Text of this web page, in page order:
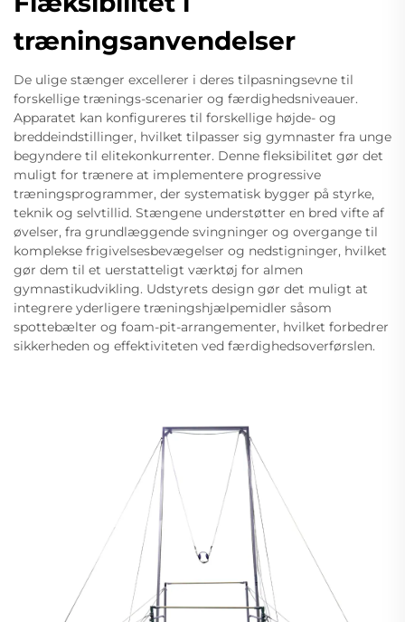
træningsanvendelser
De ulige stænger excellerer i deres tilpasningsevne til
forskellige trænings-scenarier og færdighedsniveauer.
Apparatet kan konfigureres til forskellige højde- og
breddeindstillinger, hvilket tilpasser sig gymnaster fra unge
begyndere til elitekonkurrenter. Denne fleksibilitet gør det
muligt for trænere at implementere progressive
træningsprogrammer, der systematisk bygger på styrke,
teknik og selvtillid. Stængene understøtter en bred vifte af
øvelser, fra grundlæggende svingninger og overgange til
komplekse frigivelsesbevægelser og nedstigninger, hvilket
gør dem til et uerstatteligt værktøj for almen
gymnastikudvikling. Udstyrets design gør det muligt at
integrere yderligere træningshjælpemidler såsom
spottebælter og foam-pit-arrangementer, hvilket forbedrer
sikkerheden og effektiviteten ved færdighedsoverførslen.